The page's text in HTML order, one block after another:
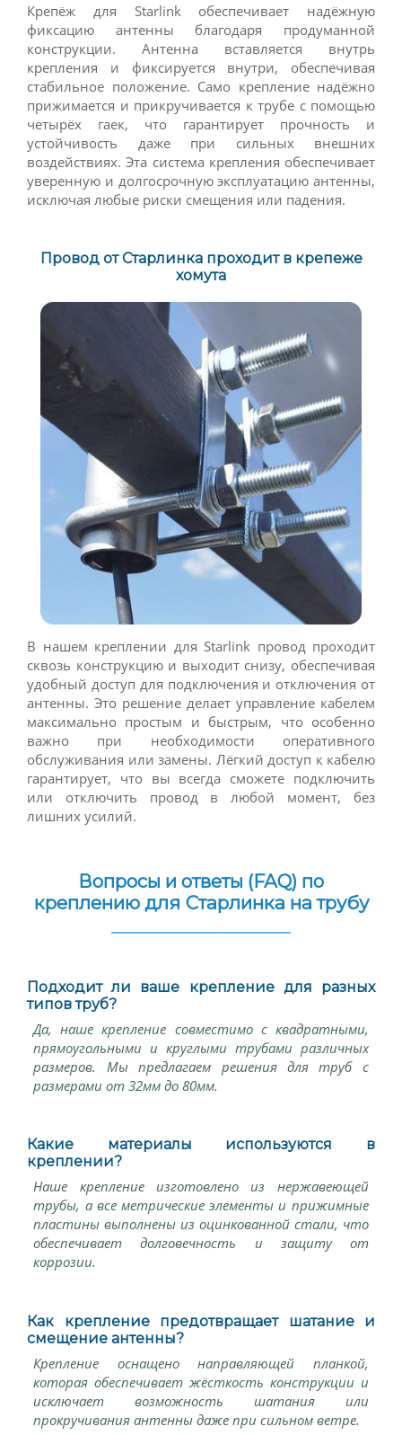
Крепёж для Starlink обеспечивает надёжную
фиксацию антенны благодаря продуманной
конструкции. Антенна вставляется внутрь
крепления и фиксируется внутри, обеспечивая
стабильное положение. Само крепление надёжно
прижимается и прикручивается к трубе с помощью
четырёх гаек, что гарантирует прочность и
устойчивость даже при сильных внешних
воздействиях. Эта система крепления обеспечивает
уверенную и долгосрочную эксплуатацию антенны,
исключая любые риски смещения или падения.
Провод от Старлинка проходит в крепеже
хомута
В нашем креплении для Starlink провод проходит
сквозь конструкцию и выходит снизу, обеспечивая
удобный доступ для подключения и отключения от
антенны. Это решение делает управление кабелем
максимально простым и быстрым, что особенно
важно при необходимости оперативного
обслуживания или замены. Лёгкий доступ к кабелю
гарантирует, что вы всегда сможете подключить
или отключить провод в любой момент, без
лишних усилий.
Вопросы и ответы (FAQ) по
креплению для Старлинка на трубу
Подходит ли ваше крепление для разных
типов труб?
Да, наше крепление совместимо с квадратными,
прямоугольными и круглыми трубами различных
размеров. Мы предлагаем решения для труб с
размерами от 32мм до 80мм.
Какие материалы используются в
креплении?
Наше крепление изготовлено из нержавеющей
трубы, а все метрические элементы и прижимные
пластины выполнены из оцинкованной стали, что
обеспечивает долговечность и защиту от
коррозии.
Как крепление предотвращает шатание и
смещение антенны?
Крепление оснащено направляющей планкой,
которая обеспечивает жёсткость конструкции и
исключает возможность шатания или
прокручивания антенны даже при сильном ветре.